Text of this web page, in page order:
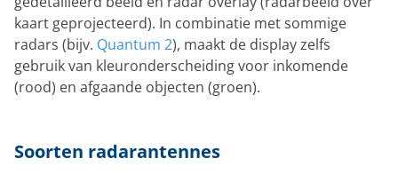
kaart geprojecteerd). In combinatie met sommige
radars (bijv. Quantum 2), maakt de display zelfs
gebruik van kleuronderscheiding voor inkomende
(rood) en afgaande objecten (groen).
Soorten radarantennes